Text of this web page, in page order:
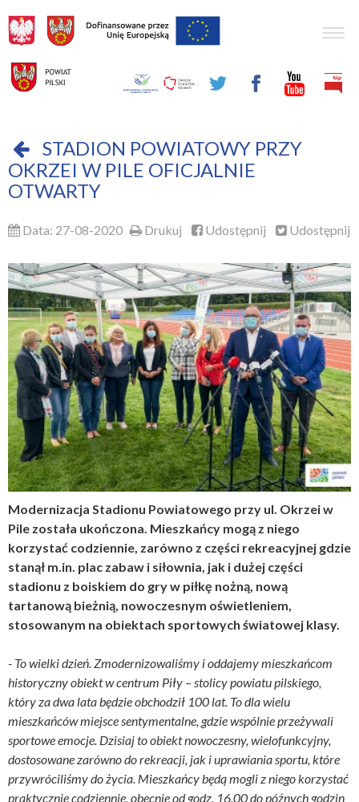
STADION POWIATOWY PRZY
OKRZEI W PILE OFICJALNIE
OTWARTY
Data: 27-08-2020 Drukuj Udostępnij Udostępnij
Modernizacja Stadionu Powiatowego przy ul. Okrzei w
Pile została ukończona. Mieszkańcy mogą z niego
korzystać codziennie, zarówno z części rekreacyjnej gdzie
stanął m.in. plac zabaw i siłownia, jak i dużej części
stadionu z boiskiem do gry w piłkę nożną, nową
tartanową bieżnią, nowoczesnym oświetleniem,
stosowanym na obiektach sportowych światowej klasy.
- To wielki dzień. Zmodernizowaliśmy i oddajemy mieszkańcom
historyczny obiekt w centrum Piły – stolicy powiatu pilskiego,
który za dwa lata będzie obchodził 100 lat. To dla wielu
mieszkańców miejsce sentymentalne, gdzie wspólnie przeżywali
sportowe emocje. Dzisiaj to obiekt nowoczesny, wielofunkcyjny,
dostosowane zarówno do rekreacji, jak i uprawiania sportu, które
przywróciliśmy do życia. Mieszkańcy będą mogli z niego korzystać
praktycznie codziennie, obecnie od godz. 16.00 do późnych godzin